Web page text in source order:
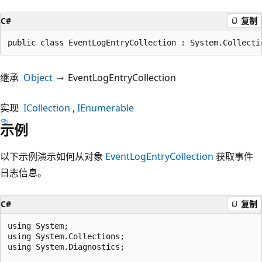
C# 复制
public class EventLogEntryCollection :
继承 Object EventLogEntryCollection
实现 ICollection IEnumerable
示例
以下示例演示如何从对象 EventLogEntryCollection 获取事件
日志信息。
C# 复制
using System;
using System.Collections;
using System.Diagnostics;